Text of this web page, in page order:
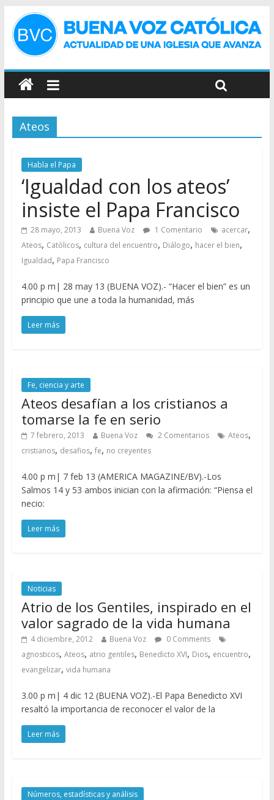
Ateos
Habla el Papa
‘Igualdad con los ateos’
insiste el Papa Francisco
28 mayo, 2013 Buena Voz 1 Comentario acercar,
Ateos, Católicos, cultura del encuentro, Diálogo, hacer el bien,
Igualdad, Papa Francisco
4.00 p m| 28 may 13 (BUENA VOZ).- “Hacer el bien” es un
principio que une a toda la humanidad, más
Leer más
Fe, ciencia y arte
Ateos desafían a los cristianos a
tomarse la fe en serio
7 febrero, 2013 Buena Voz 2 Comentarios Ateos,
cristianos, desafios, fe, no creyentes
4.00 p m| 7 feb 13 (AMERICA MAGAZINE/BV).-Los
Salmos 14 y 53 ambos inician con la afirmación: “Piensa el
necio:
Leer más
Noticias
Atrio de los Gentiles, inspirado en el
valor sagrado de la vida humana
4 diciembre, 2012 Buena Voz
0 Comments
agnosticos, Ateos, atrio gentiles, Benedicto XVI, Dios, encuentro,
evangelizar, vida humana
3.00 p m| 4 dic 12 (BUENA VOZ).-El Papa Benedicto XVI
resaltó la importancia de reconocer el valor de la
Leer más
Números, estadísticas y análisis